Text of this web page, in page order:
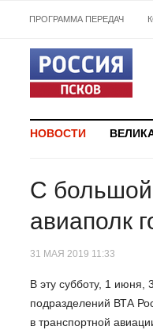
ПРОГРАММА ПЕРЕДАЧ
НОВОСТИ
С большой
авиаполк
31 МАЯ 2019 11:33
В эту субботу, 1 июня,
подразделений ВТА
в транспортной